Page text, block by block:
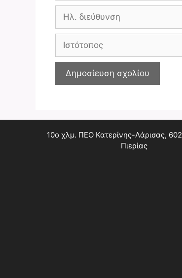
Ηλ.
Ιστότοπος
10ο χλμ. ΠΕΟ Κατερίνης-Λάρισας,
Πιερίας